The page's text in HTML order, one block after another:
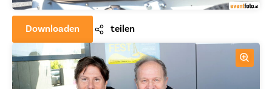
Downloaden teilen